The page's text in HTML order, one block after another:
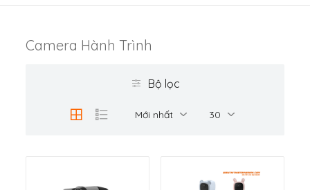
Camera Hành Trình
Bộ lọc
Mới nhất 30